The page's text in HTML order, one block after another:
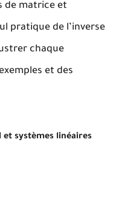
de matrice et
pratique de l’inverse
chaque
et des
systèmes linéaires